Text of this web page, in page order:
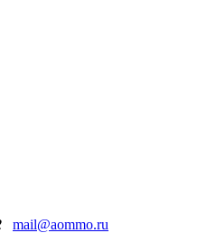
mail@aommo.ru